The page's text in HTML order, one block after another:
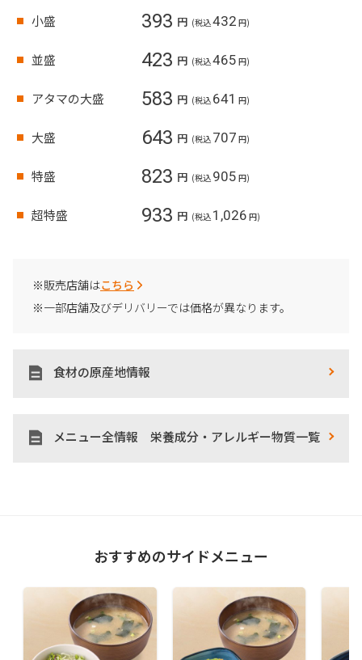
小盛 393 円 (税込432 円)
並盛 423 円 (税込465 円)
アタマの大盛 583 円 (税込 641 円)
大盛 643 円 (税込 707 円)
特盛 823 円 (税込 905 円)
超特盛 933 円 (税込 1,026 円)
※販売店舗はこちら
※一部店舗及びデリバリーでは価格が異なります。
食材の原産地情報
メニュー全情報 栄養成分・アレルギー物質一覧
おすすめのサイドメニュー